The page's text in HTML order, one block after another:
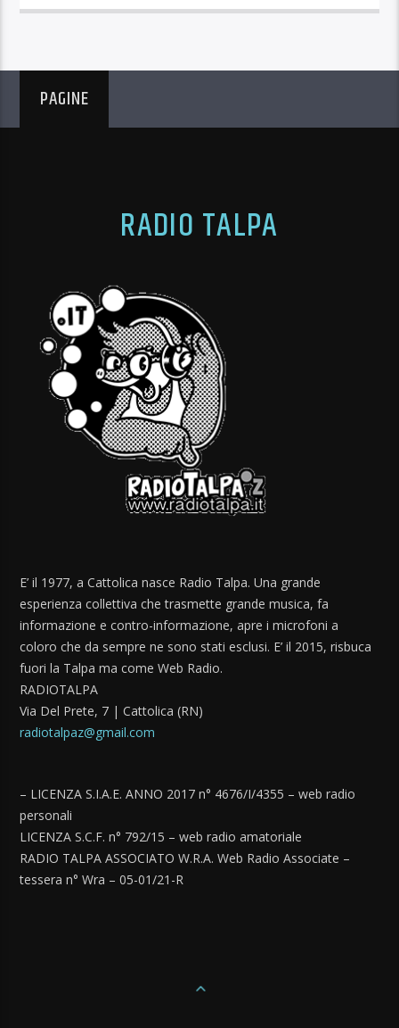
PAGINE
RADIO TALPA
E’ il 1977, a Cattolica nasce Radio Talpa. Una grande
esperienza collettiva che trasmette grande musica, fa
informazione e contro-informazione, apre i microfoni a
coloro che da sempre ne sono stati esclusi. E’ il 2015, risbuca
fuori la Talpa ma come Web Radio.
RADIOTALPA
Via Del Prete, 7 | Cattolica (RN)
radiotalpaz@gmail.com
– LICENZA S.I.A.E. ANNO 2017 n° 4676/I/4355 – web radio
personali
LICENZA S.C.F. n° 792/15 – web radio amatoriale
RADIO TALPA ASSOCIATO W.R.A. Web Radio Associate –
tessera n° Wra – 05-01/21-R